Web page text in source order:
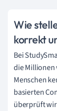
Wie
korrekt
Bei
die Millionen
Menschen
basierten
überprüft